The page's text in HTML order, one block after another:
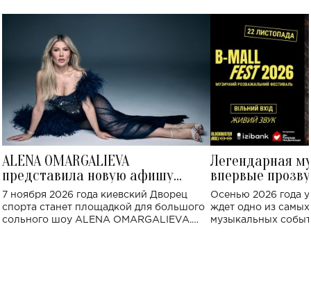
ALENA OMARGALIEVA
представила новую афишу
большого концерта во Дворце
спорта
7 ноября 2026 года киевский Дворец
спорта станет площадкой для большого
сольного шоу ALENA OMARGALIEVA.
Легендарная
впервые
Украине: где
Осенью 2026 года
ждет одно из
музыкальных